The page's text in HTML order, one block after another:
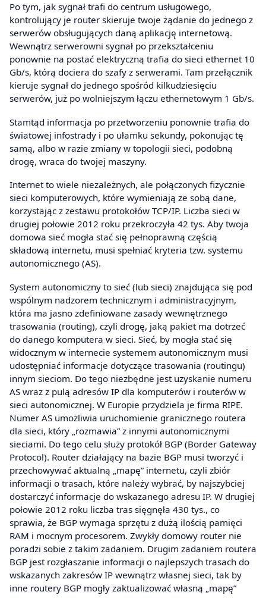
Po tym, jak sygnał trafi do centrum usługowego,
kontrolujący je router skieruje twoje żądanie do jednego z
serwerów obsługujących daną aplikację internetową.
Wewnątrz serwerowni sygnał po przekształceniu
ponownie na postać elektryczną trafia do sieci ethernet 10
Gb/s, którą dociera do szafy z serwerami. Tam przełącznik
kieruje sygnał do jednego spośród kilkudziesięciu
serwerów, już po wolniejszym łączu ethernetowym 1 Gb/s.
Stamtąd informacja po przetworzeniu ponownie trafia do
światowej infostrady i po ułamku sekundy, pokonując tę
samą, albo w razie zmiany w topologii sieci, podobną
drogę, wraca do twojej maszyny.
Internet to wiele niezależnych, ale połączonych fizycznie
sieci komputerowych, które wymieniają ze sobą dane,
korzystając z zestawu protokołów TCP/IP. Liczba sieci w
drugiej połowie 2012 roku przekroczyła 42 tys. Aby twoja
domowa sieć mogła stać się pełnoprawną częścią
składową internetu, musi spełniać kryteria tzw. systemu
autonomicznego (AS).
System autonomiczny to sieć (lub sieci) znajdująca się pod
wspólnym nadzorem technicznym i administracyjnym,
która ma jasno zdefiniowane zasady wewnętrznego
trasowania (routing), czyli drogę, jaką pakiet ma dotrzeć
do danego komputera w sieci. Sieć, by mogła stać się
widocznym w internecie systemem autonomicznym musi
udostępniać informacje dotyczące trasowania (routingu)
innym sieciom. Do tego niezbędne jest uzyskanie numeru
AS wraz z pulą adresów IP dla komputerów i routerów w
sieci autonomicznej. W Europie przydziela je firma RIPE.
Numer AS umożliwia uruchomienie granicznego routera
dla sieci, który „rozmawia” z innymi autonomicznymi
sieciami. Do tego celu służy protokół BGP (Border Gateway
Protocol). Router działający na bazie BGP musi tworzyć i
przechowywać aktualną „mapę” internetu, czyli zbiór
informacji o trasach, które należy wybrać, by najszybciej
dostarczyć informacje do wskazanego adresu IP. W drugiej
połowie 2012 roku liczba tras sięgnęła 430 tys., co
sprawia, że BGP wymaga sprzętu z dużą ilością pamięci
RAM i mocnym procesorem. Zwykły domowy router nie
poradzi sobie z takim zadaniem. Drugim zadaniem routera
BGP jest rozgłaszanie informacji o najlepszych trasach do
wskazanych zakresów IP wewnątrz własnej sieci, tak by
inne routery BGP mogły zaktualizować własną „mapę”